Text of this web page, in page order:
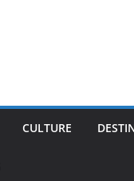
CULTURE